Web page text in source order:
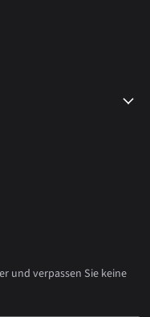
und verpassen Sie keine